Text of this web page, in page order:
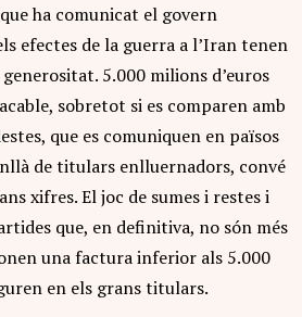
ha comunicat el govern
efectes de la guerra a l’Iran tenen
5.000 milions d’euros
sobretot si es comparen amb
que es comuniquen en països
de titulars enlluernadors, convé
xifres. El joc de sumes i restes i
que, en definitiva, no són més
una factura inferior als 5.000
en els grans titulars.